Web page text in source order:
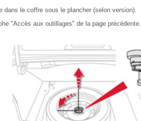
dans le coffre sous le plancher (selon version).
"Accès aux outillages" de la page précédente.